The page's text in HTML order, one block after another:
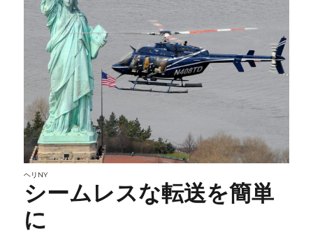
ヘリNY
シームレスな転送を簡単
に